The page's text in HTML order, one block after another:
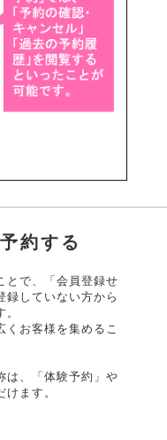
約する
とで、「会員登録せ
録していない方から
くお客様を集めるこ
は、「体験予約」や
ます。